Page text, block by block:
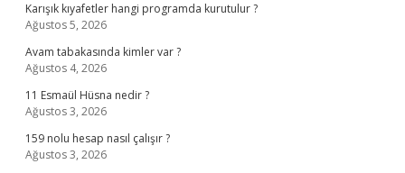
Karışık kıyafetler hangi programda kurutulur ?
Ağustos 5, 2026
Avam tabakasında kimler var ?
Ağustos 4, 2026
11 Esmaül Hüsna nedir ?
Ağustos 3, 2026
159 nolu hesap nasıl çalışır ?
Ağustos 3, 2026